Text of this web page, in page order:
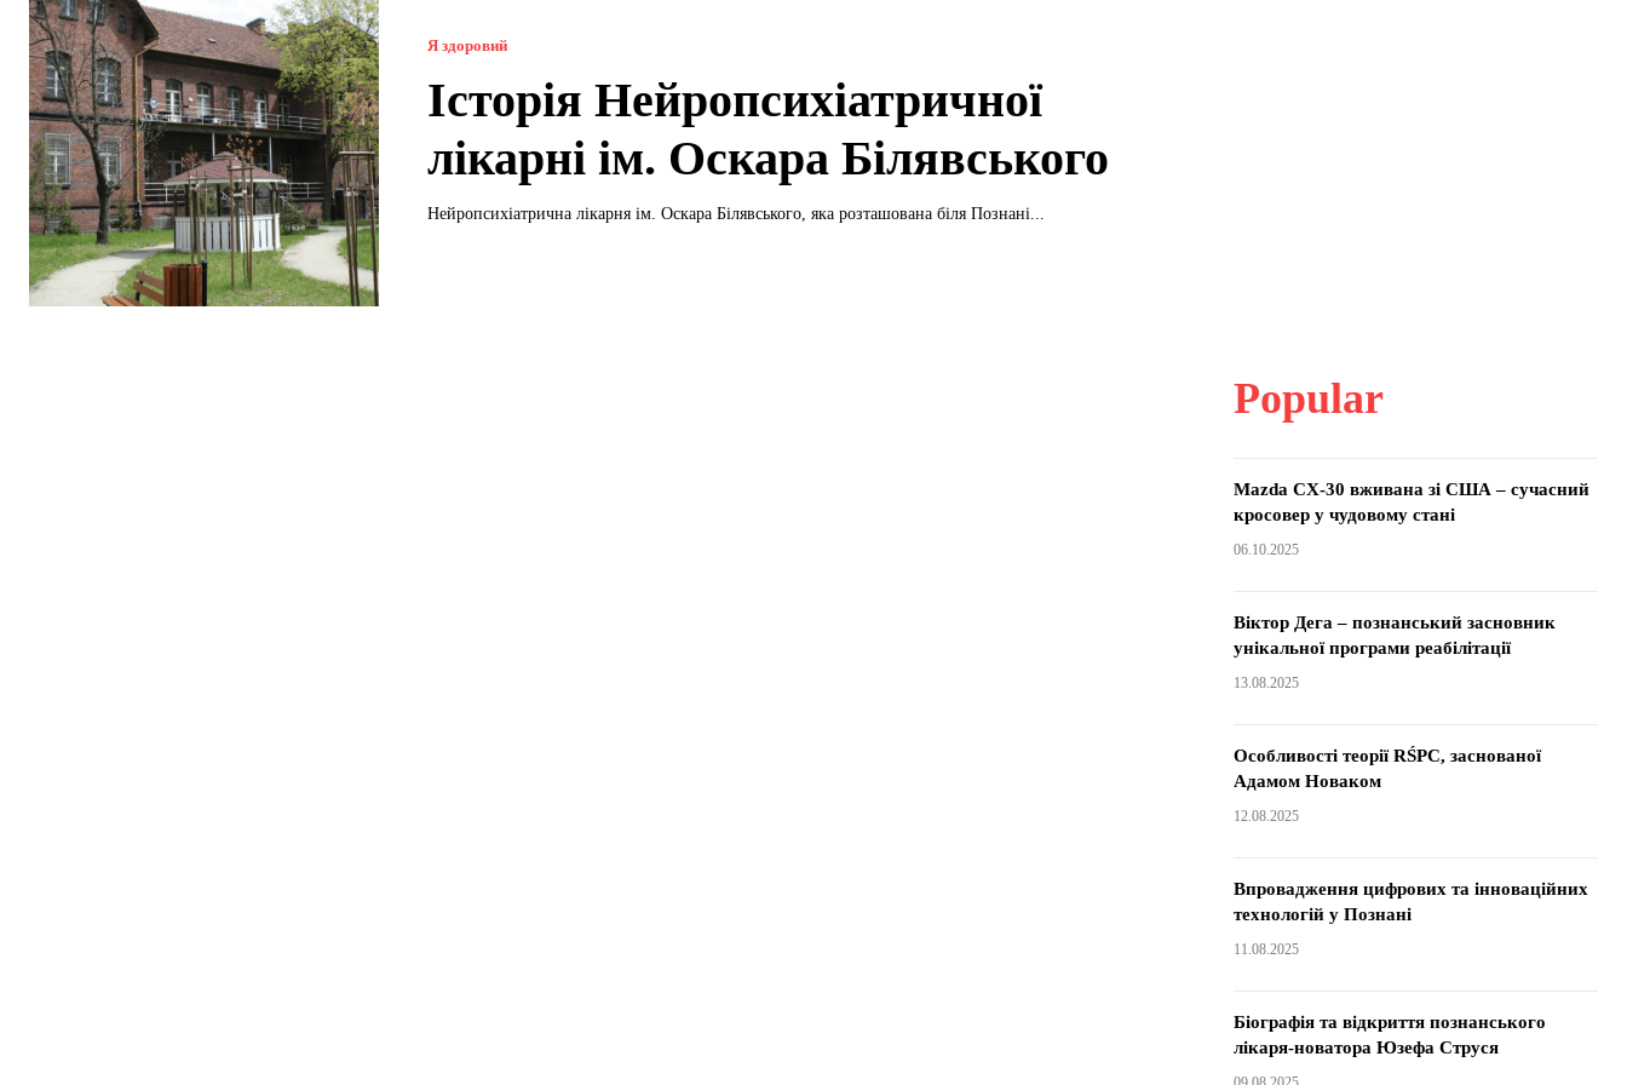
Я здоровий
Історія Нейропсихіатричної
лікарні ім. Оскара Білявського
Нейропсихіатрична лікарня ім. Оскара Білявського, яка розташована біля Познані...
Popular
Mazda CX-30 вживана зі США – сучасний
кросовер у чудовому стані
06.10.2025
Віктор Дега – познанський засновник
унікальної програми реабілітації
13.08.2025
Особливості теорії RŚPC, заснованої
Адамом Новаком
12.08.2025
Впровадження цифрових та інноваційних
технологій у Познані
11.08.2025
Біографія та відкриття познанського
лікаря-новатора Юзефа Струся